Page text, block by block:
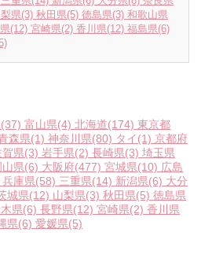
県(3) 秋田県(5) 徳島県(3) 和歌山県
(12) 宮崎県(2) 香川県(12) 福島県(6)
(37) 富山県(4) 北海道(174) 東京都
森県(1) 神奈川県(80) タイ(1) 京都府
賀県(3) 岩手県(2) 長崎県(3) 埼玉県
山県(6) 大阪府(477) 宮城県(10) 広島
兵庫県(58) 三重県(14) 新潟県(6) 大分
城県(12) 山梨県(3) 秋田県(5) 徳島県
県(6) 長野県(12) 宮崎県(2) 香川県
県(6) 愛媛県(5)